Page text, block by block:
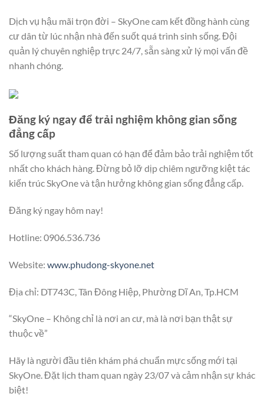
Dịch vụ hậu mãi trọn đời – SkyOne cam kết đồng hành cùng
cư dân từ lúc nhận nhà đến suốt quá trình sinh sống. Đội
quản lý chuyên nghiệp trực 24/7, sẵn sàng xử lý mọi vấn đề
nhanh chóng.
Đăng ký ngay để trải nghiệm không gian sống
đẳng cấp
Số lượng suất tham quan có hạn để đảm bảo trải nghiệm tốt
nhất cho khách hàng. Đừng bỏ lỡ dịp chiêm ngưỡng kiệt tác
kiến trúc SkyOne và tận hưởng không gian sống đẳng cấp.
Đăng ký ngay hôm nay!
Hotline: 0906.536.736
Website: www.phudong-skyone.net
Địa chỉ: DT743C, Tân Đông Hiệp, Phường Dĩ An, Tp.HCM
“SkyOne – Không chỉ là nơi an cư, mà là nơi bạn thật sự
thuộc về”
Hãy là người đầu tiên khám phá chuẩn mực sống mới tại
SkyOne. Đặt lịch tham quan ngày 23/07 và cảm nhận sự khác
biệt!